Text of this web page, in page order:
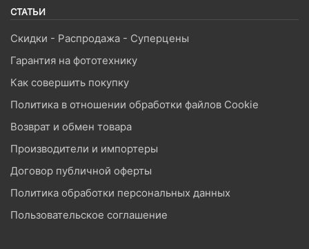
СТАТЬИ
Скидки - Распродажа - Суперцены
Гарантия на фототехнику
Как совершить покупку
Политика в отношении обработки файлов Cookie
Возврат и обмен товара
Производители и импортеры
Договор публичной оферты
Политика обработки персональных данных
Пользовательское соглашение